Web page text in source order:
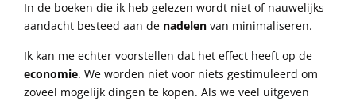
In de boeken die ik heb gelezen wordt niet of nauwelijks
aandacht besteed aan de nadelen van minimaliseren.
Ik kan me echter voorstellen dat het effect heeft op de
economie. We worden niet voor niets gestimuleerd om
zoveel mogelijk dingen te kopen. Als we veel uitgeven